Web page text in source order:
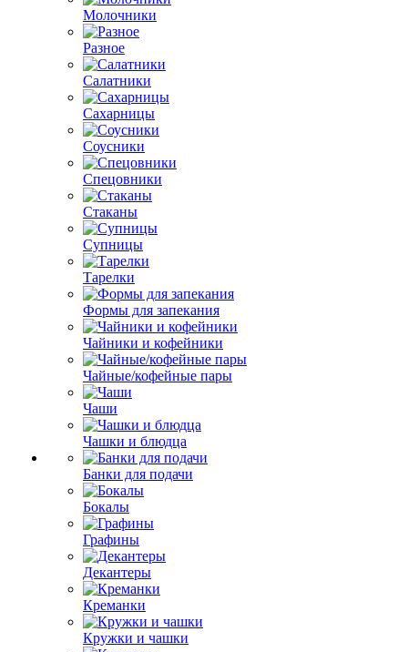
Молочники
Разное
Салатники
Сахарницы
Соусники
Спецовники
Стаканы
Супницы
Тарелки
Формы для запекания
Чайники и кофейники
Чайные/кофейные пары
Чаши
Чашки и блюдца
Банки для подачи
Бокалы
Графины
Декантеры
Креманки
Кружки и чашки